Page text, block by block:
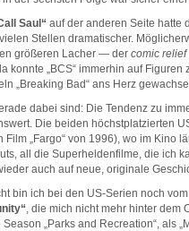
Saul“ auf der anderen Seite hatte
Stellen dramatischer.
größeren Lacher — der comic relief
konnte „BCS“ immerhin auf
„Breaking Bad“ ans Herz
dabei sind: Die Tendenz zu
Die beiden höchstplatzierten
Film „Fargo“ von 1996), wo im Kino
all die Superheldenfilme, die ich
auch auf neue, originale
bin ich bei den US-Serien noch
, die mich nicht mehr hinter dem
„Parks and Recreation“, als